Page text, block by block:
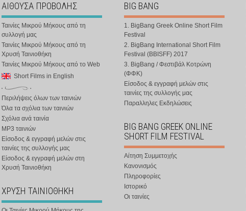
ΑΙΘΟΥΣΑ ΠΡΟΒΟΛΗΣ
Ταινίες Μικρού Μήκους από τη
συλλογή μας
Ταινίες Μικρού Μήκους από τη
Χρυσή Ταινιοθήκη
Ταινίες Μικρού Μήκους από το Web
Short Films in English
Περιλήψεις όλων των ταινιών
Όλα τα σχόλια των ταινιών
Σχόλια ανά ταινία
MP3 ταινιών
Είσοδος & εγγραφή μελών στις
ταινίες της συλλογής μας
Είσοδος & εγγραφή μελών στη
Χρυσή Ταινιοθήκη
ΧΡΥΣΗ ΤΑΙΝΙΟΘΗΚΗ
BIG BANG
1. BigBang Greek Online Short Film
Festival
2. BigBang International Short Film
Festival (BBISFF) 2017
3. BigBang / Φεστιβάλ Κοτρώνη
(ΦΦΚ)
Είσοδος & εγγραφή μελών στις
ταινίες της συλλογής μας
Παραλληλες Εκδηλώσεις
BIG BANG GREEK ONLINE
SHORT FILM FESTIVAL
Αίτηση Συμμετοχής
Κανονισμός
Πληροφορίες
Ιστορικό
Οι ταινίες